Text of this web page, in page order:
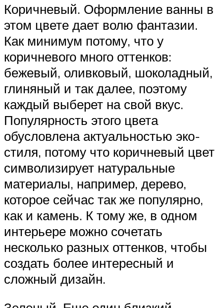
Коричневый. Оформление ванны в
этом цвете дает волю фантазии.
Как минимум потому, что у
коричневого много оттенков:
бежевый, оливковый, шоколадный,
глиняный и так далее, поэтому
каждый выберет на свой вкус.
Популярность этого цвета
обусловлена актуальностью эко-
стиля, потому что коричневый цвет
символизирует натуральные
материалы, например, дерево,
которое сейчас так же популярно,
как и камень. К тому же, в одном
интерьере можно сочетать
несколько разных оттенков, чтобы
создать более интересный и
сложный дизайн.